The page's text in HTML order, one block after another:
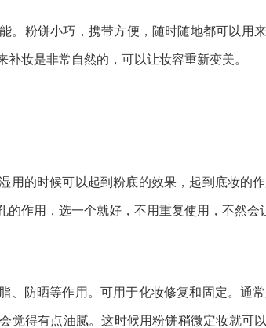
。粉饼小巧，携带方便，随时随地都可以用
妆是非常自然的，可以让妆容重新变美。
用的时候可以起到粉底的效果，起到底妆的
作用，选一个就好，不用重复使用，不然会
、防晒等作用。可用于化妆修复和固定。通
觉得有点油腻。这时候用粉饼稍微定妆就可